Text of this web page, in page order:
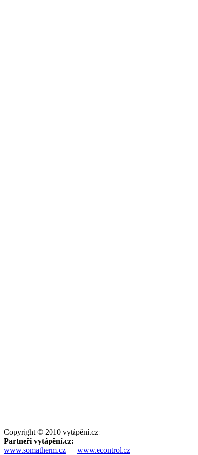
Copyright © 2010 vytápění.cz:
Partneři vytápění.cz:
www.somatherm.cz
www.econtrol.cz